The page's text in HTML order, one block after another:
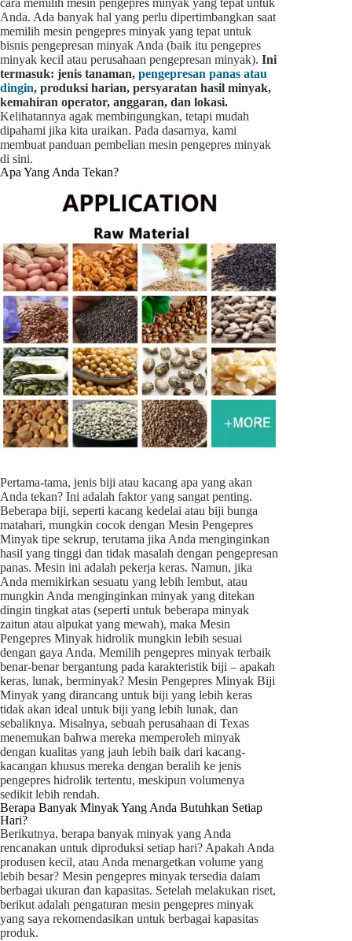
cara memilih mesin pengepres minyak yang tepat untuk
Anda. Ada banyak hal yang perlu dipertimbangkan saat
memilih mesin pengepres minyak yang tepat untuk
bisnis pengepresan minyak Anda (baik itu pengepres
minyak kecil atau perusahaan pengepresan minyak). Ini
termasuk: jenis tanaman, pengepresan panas atau
dingin, produksi harian, persyaratan hasil minyak,
kemahiran operator, anggaran, dan lokasi.
Kelihatannya agak membingungkan, tetapi mudah
dipahami jika kita uraikan. Pada dasarnya, kami
membuat panduan pembelian mesin pengepres minyak
di sini.
Apa Yang Anda Tekan?
Pertama-tama, jenis biji atau kacang apa yang akan
Anda tekan? Ini adalah faktor yang sangat penting.
Beberapa biji, seperti kacang kedelai atau biji bunga
matahari, mungkin cocok dengan Mesin Pengepres
Minyak tipe sekrup, terutama jika Anda menginginkan
hasil yang tinggi dan tidak masalah dengan pengepresan
panas. Mesin ini adalah pekerja keras. Namun, jika
Anda memikirkan sesuatu yang lebih lembut, atau
mungkin Anda menginginkan minyak yang ditekan
dingin tingkat atas (seperti untuk beberapa minyak
zaitun atau alpukat yang mewah), maka Mesin
Pengepres Minyak hidrolik mungkin lebih sesuai
dengan gaya Anda. Memilih pengepres minyak terbaik
benar-benar bergantung pada karakteristik biji – apakah
keras, lunak, berminyak? Mesin Pengepres Minyak Biji
Minyak yang dirancang untuk biji yang lebih keras
tidak akan ideal untuk biji yang lebih lunak, dan
sebaliknya. Misalnya, sebuah perusahaan di Texas
menemukan bahwa mereka memperoleh minyak
dengan kualitas yang jauh lebih baik dari kacang-
kacangan khusus mereka dengan beralih ke jenis
pengepres hidrolik tertentu, meskipun volumenya
sedikit lebih rendah.
Berapa Banyak Minyak Yang Anda Butuhkan Setiap
Hari?
Berikutnya, berapa banyak minyak yang Anda
rencanakan untuk diproduksi setiap hari? Apakah Anda
produsen kecil, atau Anda menargetkan volume yang
lebih besar? Mesin pengepres minyak tersedia dalam
berbagai ukuran dan kapasitas. Setelah melakukan riset,
berikut adalah pengaturan mesin pengepres minyak
yang saya rekomendasikan untuk berbagai kapasitas
produk.